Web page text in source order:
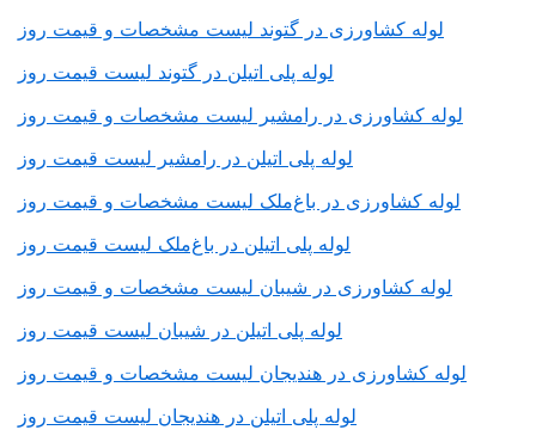
لوله کشاورزی در گتوند لیست مشخصات و قیمت روز
لوله پلی اتیلن در گتوند لیست قیمت روز
لوله کشاورزی در رامشیر لیست مشخصات و قیمت روز
لوله پلی اتیلن در رامشیر لیست قیمت روز
لوله کشاورزی در باغ‌ملک لیست مشخصات و قیمت روز
لوله پلی اتیلن در باغ‌ملک لیست قیمت روز
لوله کشاورزی در شیبان لیست مشخصات و قیمت روز
لوله پلی اتیلن در شیبان لیست قیمت روز
لوله کشاورزی در هندیجان لیست مشخصات و قیمت روز
لوله پلی اتیلن در هندیجان لیست قیمت روز